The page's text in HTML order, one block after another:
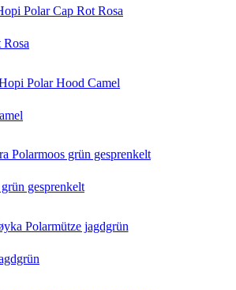
Polar Cap Rot Rosa
Polar Hood Camel
Polarmoos grün gesprenkelt
Polarmütze jagdgrün